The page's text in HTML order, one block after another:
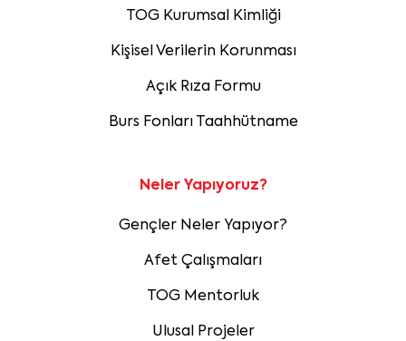
TOG Kurumsal Kimliği
Kişisel Verilerin Korunması
Açık Rıza Formu
Burs Fonları Taahhütname
Neler Yapıyoruz?
Gençler Neler Yapıyor?
Afet Çalışmaları
TOG Mentorluk
Ulusal Projeler